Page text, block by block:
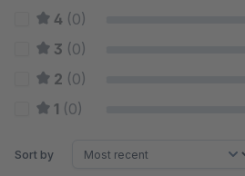
4 (0)
3 (0)
2 (0)
1 (0)
Sort by